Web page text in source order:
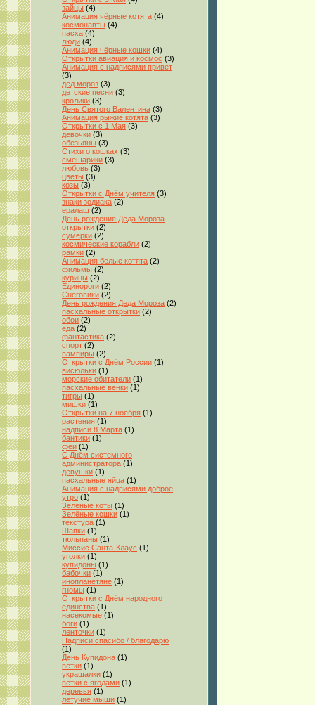
зайцы (4)
Анимация чёрные котята (4)
космонавты (4)
пасха (4)
люди (4)
Анимация чёрные кошки (4)
Открытки авиация и космос (3)
Анимация с надписями привет
(3)
дед мороз (3)
детские песни (3)
кролики (3)
День Святого Валентина (3)
Анимация рыжие котята (3)
Открытки с 1 Мая (3)
девочки (3)
обезьяны (3)
Стихи о кошках (3)
смешарики (3)
любовь (3)
цветы (3)
козы (3)
Открытки с Днём учителя (3)
знаки зодиака (2)
ералаш (2)
День рождения Деда Мороза
открытки (2)
сумерки (2)
космические корабли (2)
рамки (2)
Анимация белые котята (2)
фильмы (2)
курицы (2)
Единороги (2)
Снеговики (2)
День рождения Деда Мороза (2)
пасхальные открытки (2)
обои (2)
еда (2)
фантастика (2)
спорт (2)
вампиры (2)
Открытки с Днём России (1)
висюльки (1)
морские обитатели (1)
пасхальные венки (1)
тигры (1)
мишки (1)
Открытки на 7 ноября (1)
растения (1)
надписи 8 Марта (1)
бантики (1)
феи (1)
С Днём системного
администратора (1)
девушки (1)
пасхальные яйца (1)
Анимация с надписями доброе
утро (1)
Зелёные коты (1)
Зелёные кошки (1)
текстура (1)
Шапки (1)
тюльпаны (1)
Миссис Санта-Клаус (1)
уголки (1)
купидоны (1)
бабочки (1)
инопланетяне (1)
гномы (1)
Открытки с Днём народного
единства (1)
насекомые (1)
боги (1)
ленточки (1)
Надписи спасибо / благодарю
(1)
День Купидона (1)
ветки (1)
украшалки (1)
ветки с ягодами (1)
деревья (1)
летучие мыши (1)